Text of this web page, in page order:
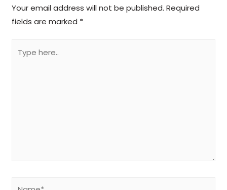
Your email address will not be published. Required
fields are marked *